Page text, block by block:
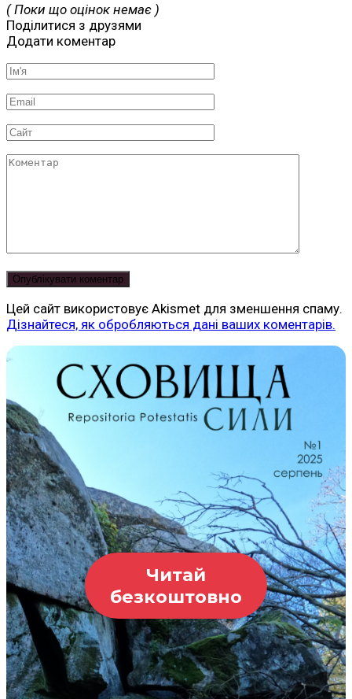
( Поки що оцінок немає )
Поділитися з друзями
Додати коментар
Ім'я
*
Email
*
Сайт
Коментар
Цей сайт використовує Akismet для зменшення спаму.
Дізнайтеся, як обробляються дані ваших коментарів.
Читай
безкоштовно